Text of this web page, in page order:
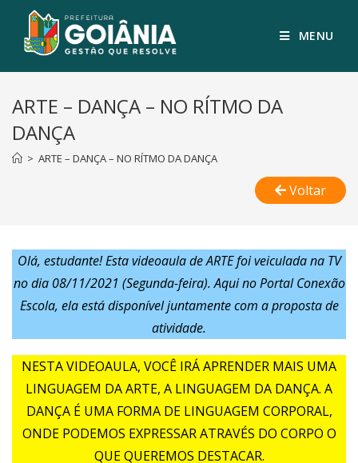
MENU
ARTE – DANÇA – NO RÍTMO DA
DANÇA
> ARTE – DANÇA – NO RÍTMO DA DANÇA
Voltar
Olá, estudante! Esta videoaula de ARTE foi veiculada na TV
no dia 08/11/2021 (Segunda-feira). Aqui no Portal Conexão
Escola, ela está disponível juntamente com a proposta de
atividade.
NESTA VIDEOAULA, VOCÊ IRÁ APRENDER MAIS UMA
LINGUAGEM DA ARTE, A LINGUAGEM DA DANÇA. A
DANÇA É UMA FORMA DE LINGUAGEM CORPORAL,
ONDE PODEMOS EXPRESSAR ATRAVÉS DO CORPO O
QUE QUEREMOS DESTACAR.